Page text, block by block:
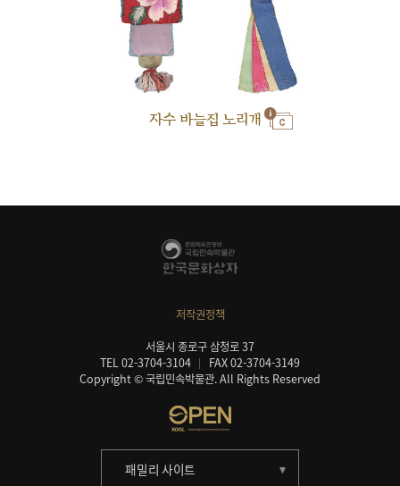
자수 바늘집 노리개
저작권정책
서울시 종로구 삼청로 37
TEL 02-3704-3104
FAX 02-3704-3149
Copyright © 국립민속박물관. All Rights Reserved
패밀리 사이트